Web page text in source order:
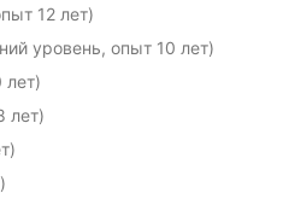
12 лет)
уровень, опыт 10 лет)
лет)
лет)